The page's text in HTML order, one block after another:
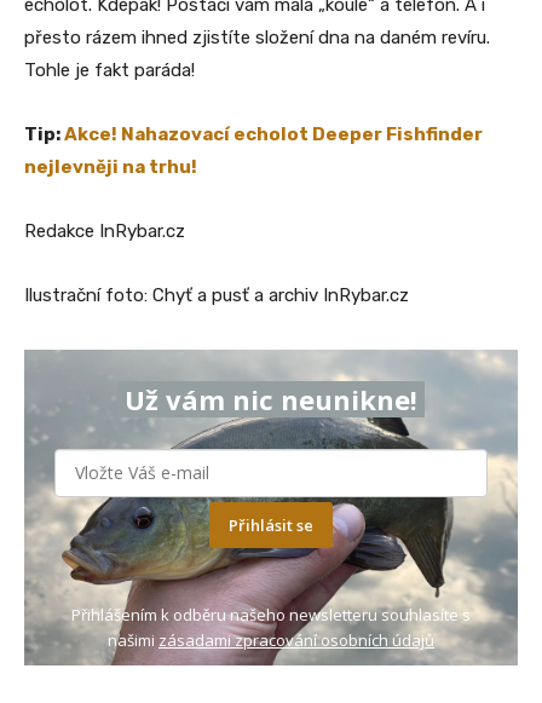
echolot. Kdepak! Postačí vám malá „koule“ a telefon. A i
přesto rázem ihned zjistíte složení dna na daném revíru.
Tohle je fakt paráda!
Tip:Akce! Nahazovací echolot Deeper Fishfinder
nejlevněji na trhu!
Redakce InRybar.cz
Ilustrační foto: Chyť a pusť a archiv InRybar.cz
Už vám nic neunikne!
Přihlásit se
Přihlášením k odběru našeho newsletteru souhlasíte s
našimi zásadami zpracování osobních údajů